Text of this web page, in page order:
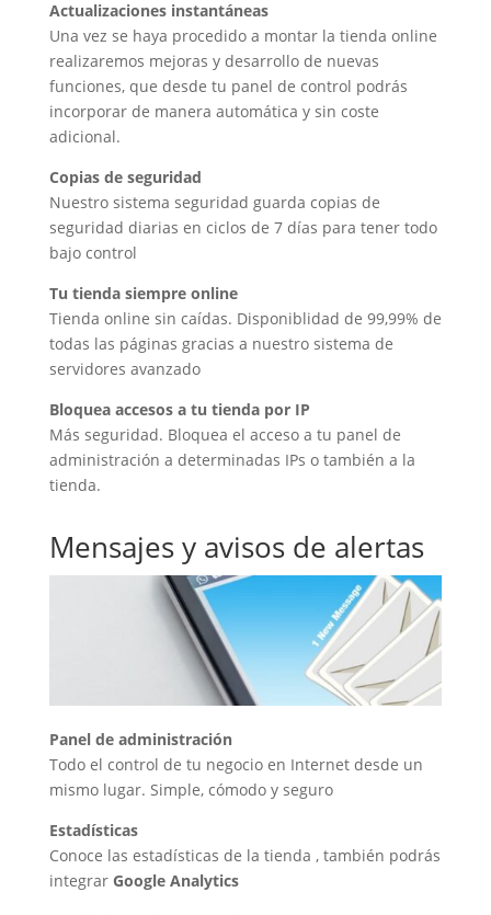
Actualizaciones instantáneas
Una vez se haya procedido a montar la tienda online
realizaremos mejoras y desarrollo de nuevas
funciones, que desde tu panel de control podrás
incorporar de manera automática y sin coste
adicional.
Copias de seguridad
Nuestro sistema seguridad guarda copias de
seguridad diarias en ciclos de 7 días para tener todo
bajo control
Tu tienda siempre online
Tienda online sin caídas. Disponiblidad de 99,99% de
todas las páginas gracias a nuestro sistema de
servidores avanzado
Bloquea accesos a tu tienda por IP
Más seguridad. Bloquea el acceso a tu panel de
administración a determinadas IPs o también a la
tienda.
Mensajes y avisos de alertas
Panel de administración
Todo el control de tu negocio en Internet desde un
mismo lugar. Simple, cómodo y seguro
Estadísticas
Conoce las estadísticas de la tienda , también podrás
integrar Google Analytics